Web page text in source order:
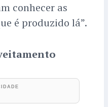
conhecer as
é produzido lá”.